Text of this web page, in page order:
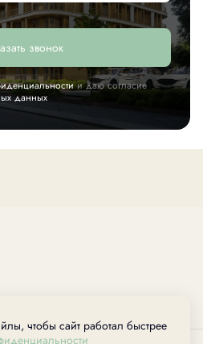
звонок
и даю согласие
данных
чтобы сайт работал быстрее